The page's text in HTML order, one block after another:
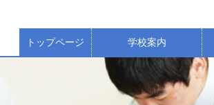
トップページ 学校案内
校長からのごあいさつ
本校の教育方針等
校歌・沿革（歴史）
保護者アンケート